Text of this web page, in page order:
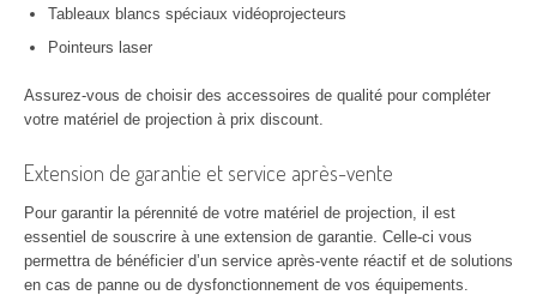
Tableaux blancs spéciaux vidéoprojecteurs
Pointeurs laser
Assurez-vous de choisir des accessoires de qualité pour compléter
votre matériel de projection à prix discount.
Extension de garantie et service après-vente
Pour garantir la pérennité de votre matériel de projection, il est
essentiel de souscrire à une extension de garantie. Celle-ci vous
permettra de bénéficier d’un service après-vente réactif et de solutions
en cas de panne ou de dysfonctionnement de vos équipements.